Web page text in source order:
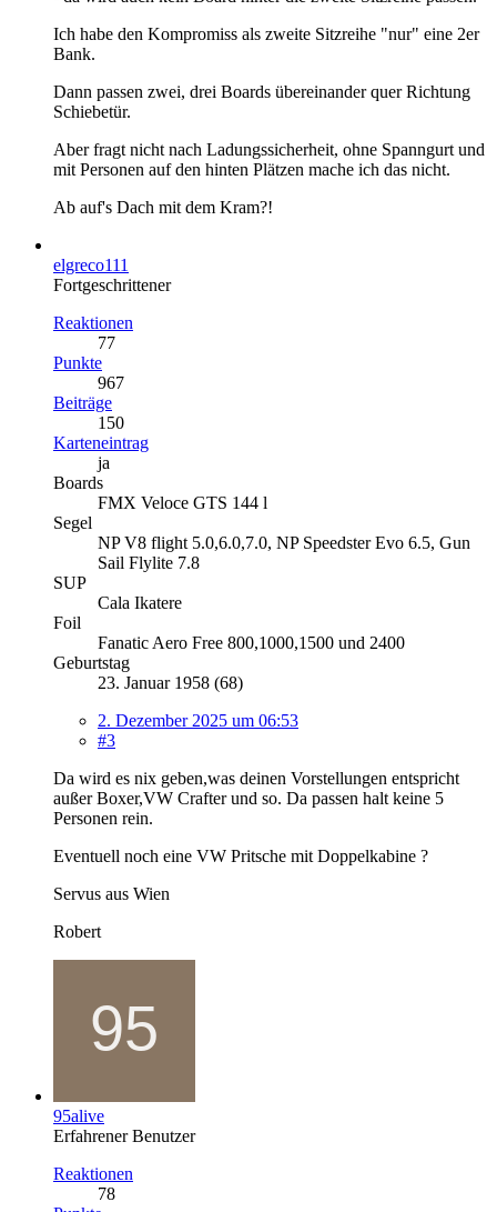
Ich habe den Kompromiss als zweite Sitzreihe "nur" eine 2er
Bank.
Dann passen zwei, drei Boards übereinander quer Richtung
Schiebetür.
Aber fragt nicht nach Ladungssicherheit, ohne Spanngurt und
mit Personen auf den hinten Plätzen mache ich das nicht.
Ab auf's Dach mit dem Kram?!
elgreco111
Fortgeschrittener
Reaktionen
77
Punkte
967
Beiträge
150
Karteneintrag
ja
Boards
FMX Veloce GTS 144 l
Segel
NP V8 flight 5.0,6.0,7.0, NP Speedster Evo 6.5, Gun
Sail Flylite 7.8
SUP
Cala Ikatere
Foil
Fanatic Aero Free 800,1000,1500 und 2400
Geburtstag
23. Januar 1958 (68)
2. Dezember 2025 um 06:53
#3
Da wird es nix geben,was deinen Vorstellungen entspricht
außer Boxer,VW Crafter und so. Da passen halt keine 5
Personen rein.
Eventuell noch eine VW Pritsche mit Doppelkabine ?
Servus aus Wien
Robert
95alive
Erfahrener Benutzer
Reaktionen
78